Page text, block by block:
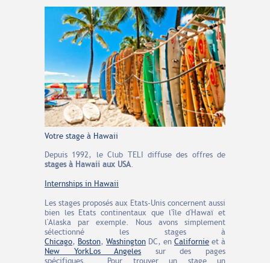
Votre stage à Hawaii
Depuis 1992, le Club TELI diffuse des offres de
stages à Hawaii aux USA.
Internships in Hawaii
Les stages proposés aux Etats-Unis concernent aussi
bien les Etats continentaux que l'île d'Hawaï et
l'Alaska par exemple. Nous avons simplement
sélectionné les stages à
Chicago, Boston, Washington DC, en Californie et à
New YorkLos Angeles sur des pages